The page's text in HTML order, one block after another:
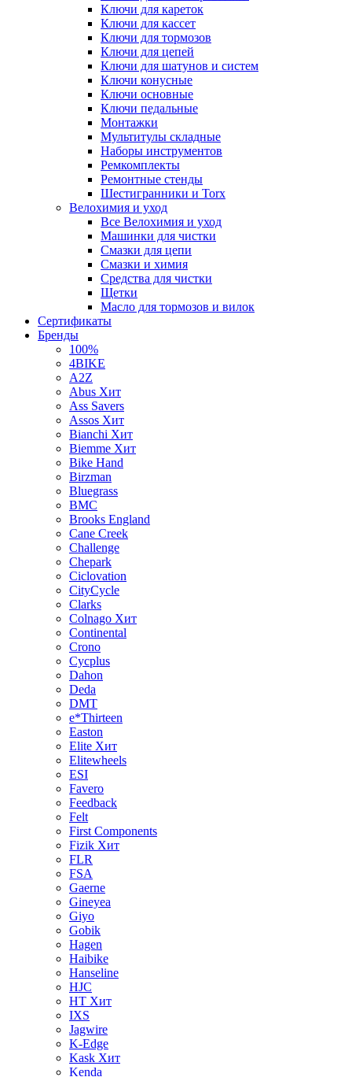
Ключи для кареток
Ключи для кассет
Ключи для тормозов
Ключи для цепей
Ключи для шатунов и систем
Ключи конусные
Ключи основные
Ключи педальные
Монтажки
Мультитулы складные
Наборы инструментов
Ремкомплекты
Ремонтные стенды
Шестигранники и Torx
Велохимия и уход
Все Велохимия и уход
Машинки для чистки
Смазки для цепи
Смазки и химия
Средства для чистки
Щетки
Масло для тормозов и вилок
Сертификаты
Бренды
100%
4BIKE
A2Z
Abus Хит
Ass Savers
Assos Хит
Bianchi Хит
Biemme Хит
Bike Hand
Birzman
Bluegrass
BMC
Brooks England
Cane Creek
Challenge
Chepark
Ciclovation
CityCycle
Clarks
Colnago Хит
Continental
Crono
Cycplus
Dahon
Deda
DMT
e*Thirteen
Easton
Elite Хит
Elitewheels
ESI
Favero
Feedback
Felt
First Components
Fizik Хит
FLR
FSA
Gaerne
Gineyea
Giyo
Gobik
Hagen
Haibike
Hanseline
HJC
HT Хит
IXS
Jagwire
K-Edge
Kask Хит
Kenda